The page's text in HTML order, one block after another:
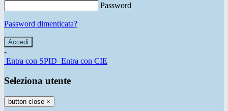
Password
Password dimenticata?
-
Entra con SPID Entra con CIE
Seleziona utente
button close ×